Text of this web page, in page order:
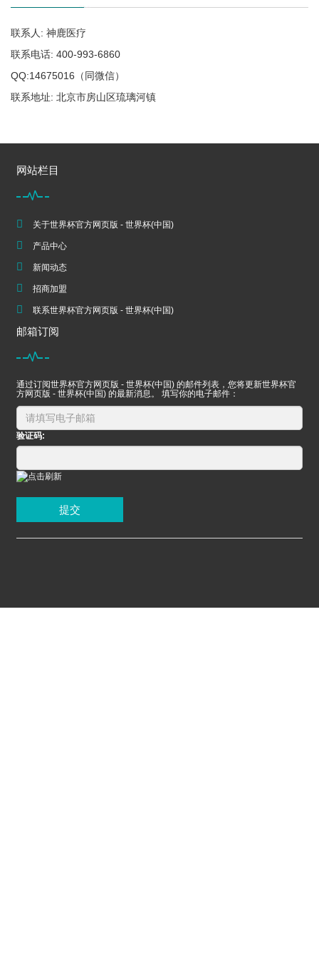
联系人: 神鹿医疗
联系电话: 400-993-6860
QQ:14675016（同微信）
联系地址: 北京市房山区琉璃河镇
网站栏目
关于世界杯官方网页版 - 世界杯(中国)
产品中心
新闻动态
招商加盟
联系世界杯官方网页版 - 世界杯(中国)
邮箱订阅
通过订阅世界杯官方网页版 - 世界杯(中国) 的邮件列表，您将更新世界杯官
方网页版 - 世界杯(中国) 的最新消息。 填写你的电子邮件：
验证码:
提交